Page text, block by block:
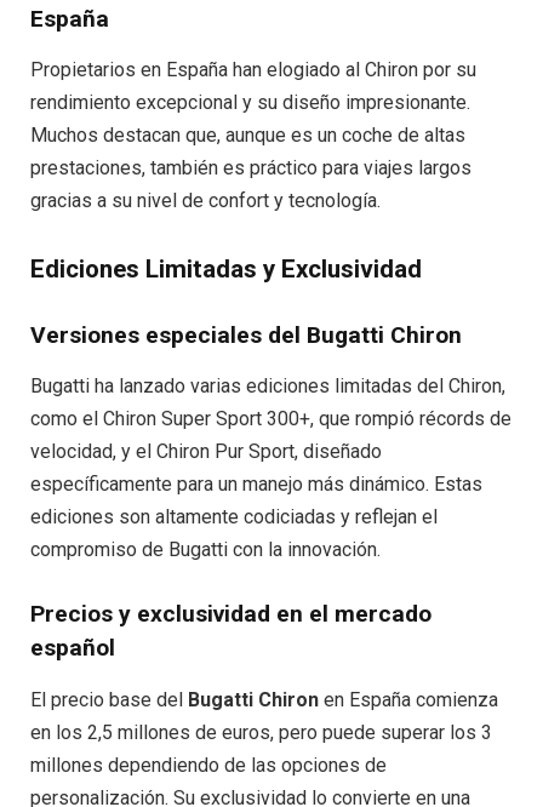
España
Propietarios en España han elogiado al Chiron por su
rendimiento excepcional y su diseño impresionante.
Muchos destacan que, aunque es un coche de altas
prestaciones, también es práctico para viajes largos
gracias a su nivel de confort y tecnología.
Ediciones Limitadas y Exclusividad
Versiones especiales del Bugatti Chiron
Bugatti ha lanzado varias ediciones limitadas del Chiron,
como el Chiron Super Sport 300+, que rompió récords de
velocidad, y el Chiron Pur Sport, diseñado
específicamente para un manejo más dinámico. Estas
ediciones son altamente codiciadas y reflejan el
compromiso de Bugatti con la innovación.
Precios y exclusividad en el mercado
español
El precio base del Bugatti Chiron en España comienza
en los 2,5 millones de euros, pero puede superar los 3
millones dependiendo de las opciones de
personalización. Su exclusividad lo convierte en una